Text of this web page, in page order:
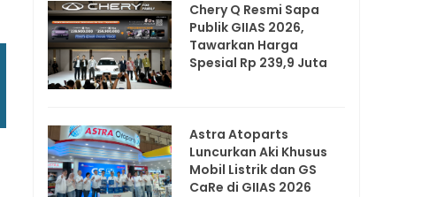
Chery Q Resmi Sapa
Publik GIIAS 2026,
Tawarkan Harga
Spesial Rp 239,9 Juta
Astra Atoparts
Luncurkan Aki Khusus
Mobil Listrik dan GS
CaRe di GIIAS 2026